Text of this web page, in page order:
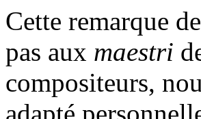
Cette remarque
pas aux maestri
compositeurs,